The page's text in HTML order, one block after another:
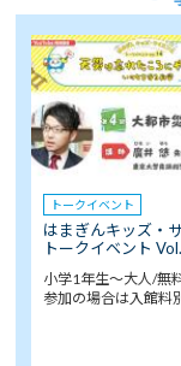
トークイベント
はまぎんキッズ・
トークイベント
小学1年生～大人/
参加の場合は入館料